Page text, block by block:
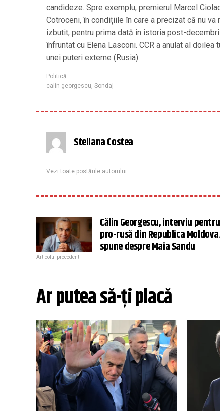
candideze. Spre exemplu, premierul Marcel
Cotroceni, în condițiile în care a precizat că nu
izbutit, pentru prima dată în istoria post-
înfruntat cu Elena Lasconi. CCR a anulat al
unei puteri externe (Rusia).
Politică
calin georgescu Sondaj
Steliana Costea
Vezi toate postările autorului
Călin Georgescu, interviu
pro-rusă din Republica
spune despre Maia Sandu
Articolul precedent
Ar putea să-ți placă